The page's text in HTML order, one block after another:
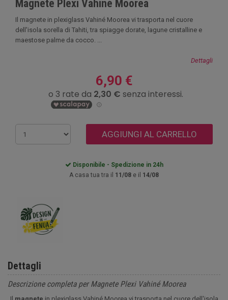
Magnete Plexi Vahiné Moorea
Il magnete in plexiglass Vahiné Moorea vi trasporta nel cuore
dell'isola sorella di Tahiti, tra spiagge dorate, lagune cristalline e
maestose palme da cocco. ...
Dettagli
6,90 €
AGGIUNGI AL CARRELLO
Disponibile - Spedizione in 24h
A casa tua tra il 11/08 e il 14/08
Dettagli
Descrizione completa per Magnete Plexi Vahiné Moorea